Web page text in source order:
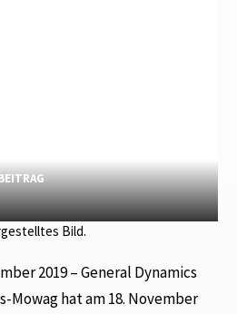
Bild.
2019 – General Dynamics
Mowag hat am 18. November